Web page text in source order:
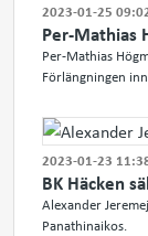
2023-01-25
Per-Mathias
Per-Mathias
Förlängningen
2023-01-23
BK Häcken
Alexander
Panathinaikos.